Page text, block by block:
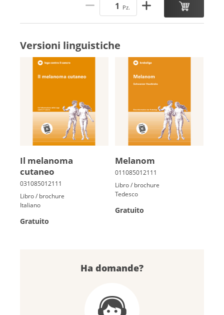
Pz.
Versioni linguistiche
Il melanoma
cutaneo
Libro / brochure
Italiano
Gratuito
Me­la­nom
Libro / brochure
Tedesco
Gratuito
Ha domande?